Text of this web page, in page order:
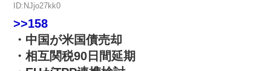
ID:NJjo27kk0
>>158
・中国が米国債売却
・相互関税90日間延期